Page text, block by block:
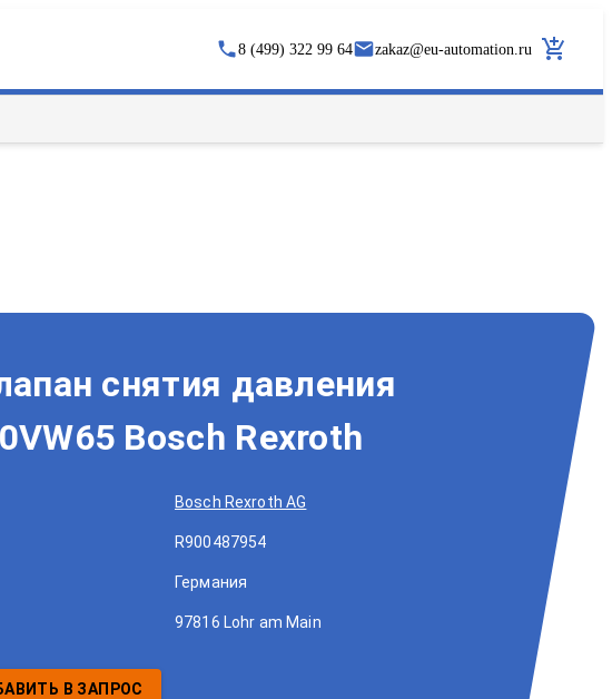
8 (499) 322 99 64 zakaz@eu-automation.ru
снятия давления
Bosch Rexroth
Bosch Rexroth AG
R900487954
Германия
97816 Lohr am Main
В ЗАПРОС